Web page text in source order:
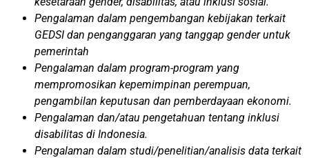
Pengalaman dalam pengembangan kebijakan terkait
GEDSI dan penganggaran yang tanggap gender untuk
pemerintah
Pengalaman dalam program-program yang
mempromosikan kepemimpinan perempuan,
pengambilan keputusan dan pemberdayaan ekonomi.
Pengalaman dan/atau pengetahuan tentang inklusi
disabilitas di Indonesia.
Pengalaman dalam studi/penelitian/analisis data terkait